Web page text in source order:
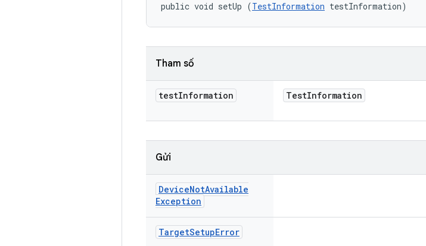
public void setUp (TestInformation testInformation)
Tham số
testInformation TestInformation
Gửi
DeviceNotAvailable
Exception
TargetSetupError